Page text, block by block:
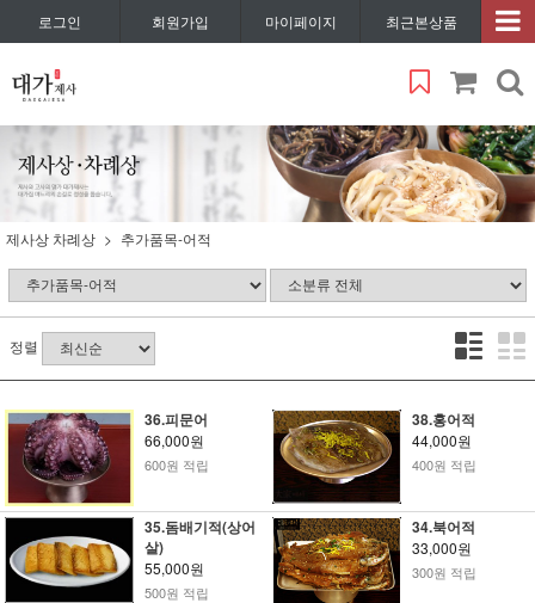
로그인 회원가입 마이페이지 최근본상품
제사상 차례상 추가품목-어적
정렬
36.피문어
66,000원
600원 적립
38.홍어적
44,000원
400원 적립
35.돔배기적(상어
살)
55,000원
500원 적립
34.북어적
33,000원
300원 적립